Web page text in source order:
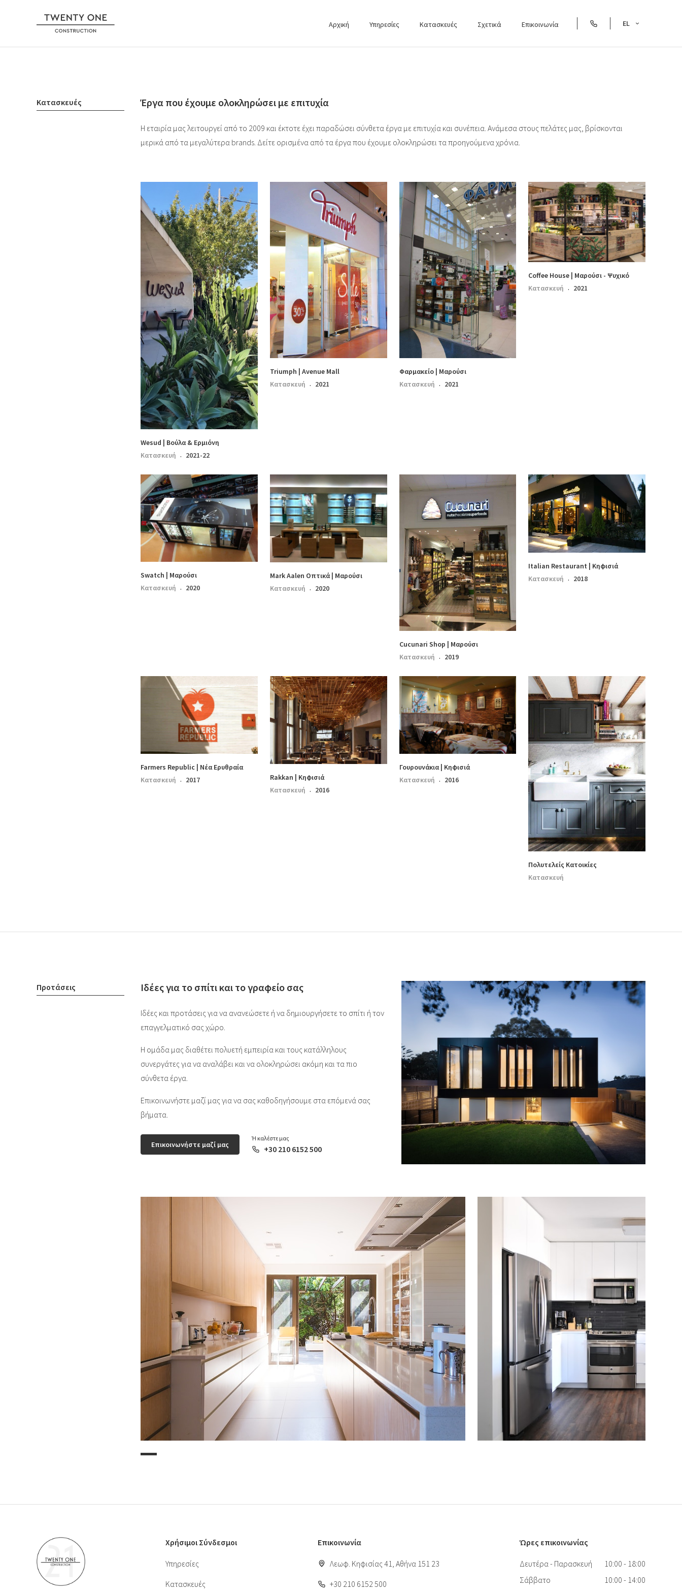
Αρχική Υπηρεσίες Κατασκευές Σχετικά Επικοινωνία EL
Κατασκευές Έργα που έχουμε ολοκληρώσει με επιτυχία
Η εταιρία μας λειτουργεί από το 2009 και έκτοτε έχει παραδώσει σύνθετα έργα με επιτυχία και συνέπεια. Ανάμεσα στους πελάτες μας, βρίσκονται
μερικά από τα μεγαλύτερα brands. Δείτε ορισμένα από τα έργα που έχουμε ολοκληρώσει τα προηγούμενα χρόνια.
Wesud | Βούλα & Ερμιόνη
Κατασκευή · 2021-22
Triumph | Avenue Mall
Κατασκευή · 2021
Φαρμακείο | Μαρούσι
Κατασκευή · 2021
Coffee House | Μαρούσι - Ψυχικό
Κατασκευή · 2021
Swatch | Μαρούσι
Κατασκευή · 2020
Mark Aalen Οπτικά | Μαρούσι
Κατασκευή · 2020
Cucunari Shop | Μαρούσι
Κατασκευή · 2019
Italian Restaurant | Κηφισιά
Κατασκευή · 2018
Farmers Republic | Νέα Ερυθραία
Κατασκευή · 2017
Rakkan | Κηφισιά
Κατασκευή · 2016
Γουρουνάκια | Κηφισιά
Κατασκευή · 2016
Πολυτελείς Κατοικίες
Κατασκευή
Προτάσεις Ιδέες για το σπίτι και το γραφείο σας
Ιδέες και προτάσεις για να ανανεώσετε ή να δημιουργήσετε το σπίτι ή τον
επαγγελματικό σας χώρο.
Η ομάδα μας διαθέτει πολυετή εμπειρία και τους κατάλληλους
συνεργάτες για να αναλάβει και να ολοκληρώσει ακόμη και τα πιο
σύνθετα έργα.
Επικοινωνήστε μαζί μας για να σας καθοδηγήσουμε στα επόμενά σας
βήματα.
Επικοινωνήστε μαζί μας
Ή καλέστε μας
+30 210 6152 500
Χρήσιμοι Σύνδεσμοι
Υπηρεσίες
Κατασκευές
Επικοινωνία
Λεωφ. Κηφισίας 41, Αθήνα 151 23
+30 210 6152 500
Ώρες επικοινωνίας
Δευτέρα - Παρασκευή
10:00 - 18:00
Σάββατο
10:00 - 14:00